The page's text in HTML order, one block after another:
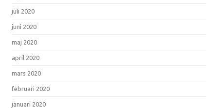
juli 2020
juni 2020
maj 2020
april 2020
mars 2020
februari 2020
januari 2020